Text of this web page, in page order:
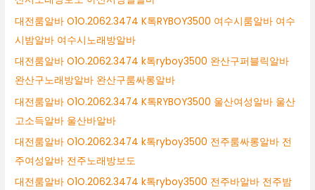
대전룸알바 O1O.2062.3474 K톡RYBOY3500 여수시룸알바 여수
시밤알바 여수시노래방알바
대전룸알바 O1O.2062.3474 k톡ryboy3500 완산구퍼블릭알바
완산구노래방알바 완산구룸싸롱알바
대전룸알바 O1O.2062.3474 K톡RYBOY3500 울산여성알바 울산
고소득알바 울산바알바
대전룸알바 O1O.2062.3474 k톡ryboy3500 전주룸싸롱알바 전
주여성알바 전주노래방보도
대전룸알바 O1O.2062.3474 k톡ryboy3500 전주바알바 전주밤